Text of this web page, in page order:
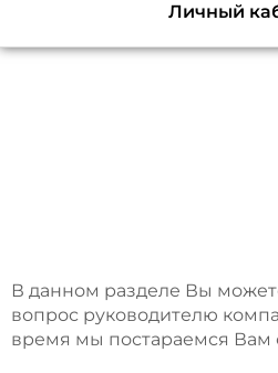
from the Noun Project
Личный
В данном разделе Вы
вопрос руководителю
время мы постараемся Вам